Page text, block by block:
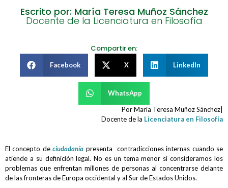
Escrito por: María Teresa Muñoz Sánchez
Docente de la Licenciatura en Filosofía
Compartir en:
Facebook X LinkedIn
WhatsApp
Por María Teresa Muñoz Sánchez|
Docente de la Licenciatura en Filosofía
El concepto de ciudadanía presenta contradicciones internas cuando se
atiende a su definición legal. No es un tema menor si consideramos los
problemas que enfrentan millones de personas al concentrarse delante
de las fronteras de Europa occidental y al Sur de Estados Unidos.